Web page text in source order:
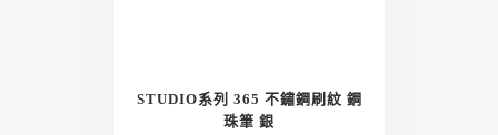
STUDIO系列 365 不鏽鋼刷紋 鋼
珠筆 銀